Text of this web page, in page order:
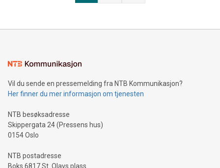
Vil du sende en pressemelding fra NTB Kommunikasjon?
Her finner du mer informasjon om tjenesten
NTB besøksadresse
Skippergata 24 (Pressens hus)
0154 Oslo
NTB postadresse
Boks 6817 St. Olavs plass